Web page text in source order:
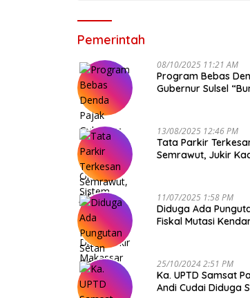
Pemerintah
08/10/2025 11:21 AM
Program Bebas
Gubernur Sulsel
13/08/2025 12:46 PM
Tata Parkir
Semrawut, Jukir
11/07/2025 1:58 PM
Diduga Ada
Fiskal Mutasi
25/10/2024 2:51 PM
Ka. UPTD Samsat
Andi Cudai Diduga